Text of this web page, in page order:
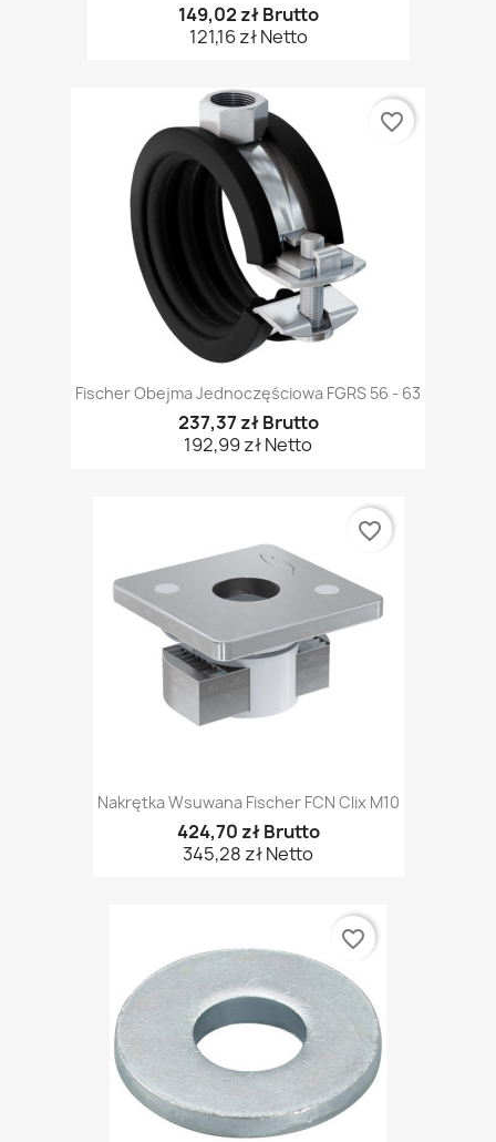
149,02 zł Brutto
121,16 zł Netto
Fischer Obejma Jednoczęściowa FGRS 56 - 63
237,37 zł Brutto
192,99 zł Netto
favorite_border
Nakrętka Wsuwana Fischer FCN Clix M10
424,70 zł Brutto
345,28 zł Netto
favorite_border
favorite_border